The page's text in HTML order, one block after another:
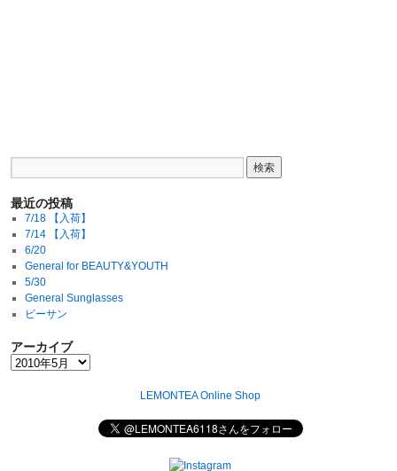
最近の投稿
7/18 【入荷】
7/14 【入荷】
6/20
General for BEAUTY&YOUTH
5/30
General Sunglasses
ビーサン
アーカイブ
LEMONTEA Online Shop